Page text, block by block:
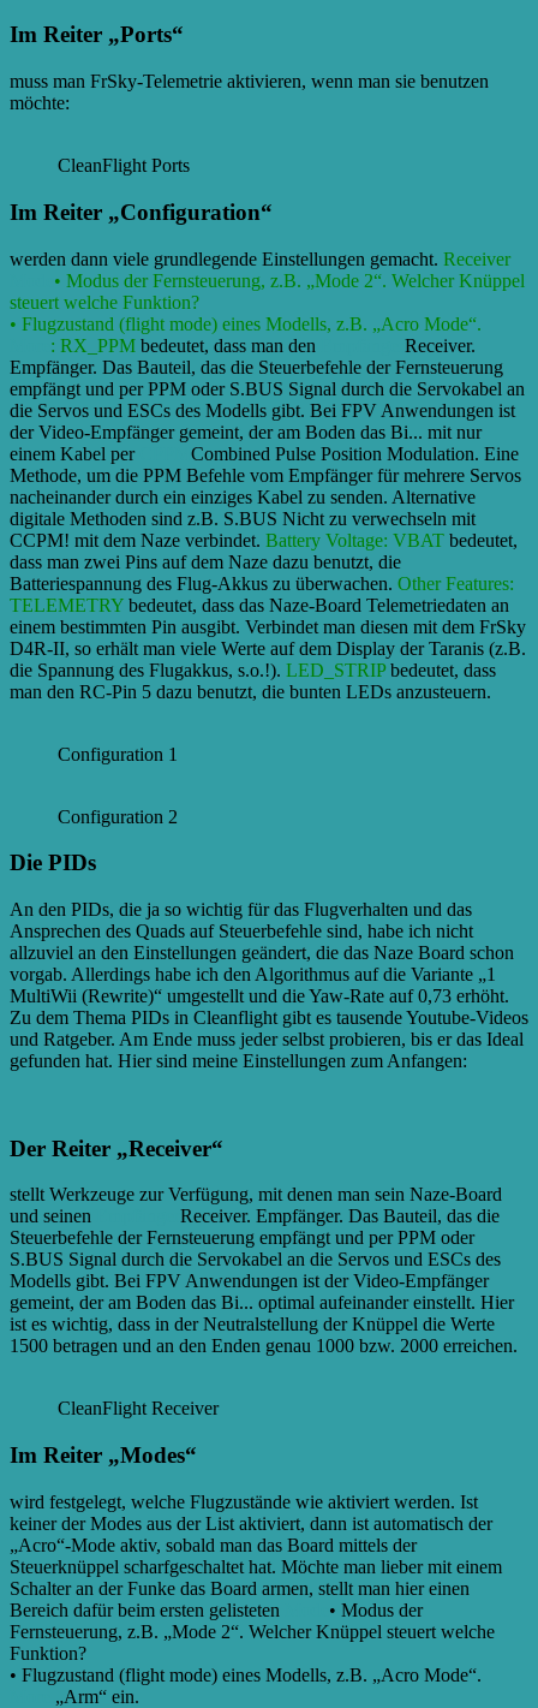
Im Reiter „Ports“
muss man FrSky-Telemetrie aktivieren, wenn man sie benutzen
möchte:
CleanFlight Ports
Im Reiter „Configuration“
werden dann viele grundlegende Einstellungen gemacht. Receiver
• Modus der Fernsteuerung, z.B. „Mode 2“. Welcher Knüppel
steuert welche Funktion?
• Flugzustand (flight mode) eines Modells, z.B. „Acro Mode“.
: RX_PPM bedeutet, dass man den
Receiver.
Empfänger. Das Bauteil, das die Steuerbefehle der Fernsteuerung
empfängt und per PPM oder S.BUS Signal durch die Servokabel an
die Servos und ESCs des Modells gibt. Bei FPV Anwendungen ist
der Video-Empfänger gemeint, der am Boden das Bi... mit nur
einem Kabel per
Combined Pulse Position Modulation. Eine
Methode, um die PPM Befehle vom Empfänger für mehrere Servos
nacheinander durch ein einziges Kabel zu senden. Alternative
digitale Methoden sind z.B. S.BUS Nicht zu verwechseln mit
CCPM! mit dem Naze verbindet. Battery Voltage: VBAT bedeutet,
dass man zwei Pins auf dem Naze dazu benutzt, die
Batteriespannung des Flug-Akkus zu überwachen. Other Features:
TELEMETRY bedeutet, dass das Naze-Board Telemetriedaten an
einem bestimmten Pin ausgibt. Verbindet man diesen mit dem FrSky
D4R-II, so erhält man viele Werte auf dem Display der Taranis (z.B.
die Spannung des Flugakkus, s.o.!). LED_STRIPbedeutet, dass
man den RC-Pin 5 dazu benutzt, die bunten LEDs anzusteuern.
Configuration 1
Configuration 2
Die PIDs
An den PIDs, die ja so wichtig für das Flugverhalten und das
Ansprechen des Quads auf Steuerbefehle sind, habe ich nicht
allzuviel an den Einstellungen geändert, die das Naze Board schon
vorgab. Allerdings habe ich den Algorithmus auf die Variante „1
MultiWii (Rewrite)“ umgestellt und die Yaw-Rate auf 0,73 erhöht.
Zu dem Thema PIDs in Cleanflight gibt es tausende Youtube-Videos
und Ratgeber. Am Ende muss jeder selbst probieren, bis er das Ideal
gefunden hat. Hier sind meine Einstellungen zum Anfangen:
Der Reiter „Receiver“
stellt Werkzeuge zur Verfügung, mit denen man sein Naze-Board
und seinen
Receiver. Empfänger. Das Bauteil, das die
Steuerbefehle der Fernsteuerung empfängt und per PPM oder
S.BUS Signal durch die Servokabel an die Servos und ESCs des
Modells gibt. Bei FPV Anwendungen ist der Video-Empfänger
gemeint, der am Boden das Bi... optimal aufeinander einstellt. Hier
ist es wichtig, dass in der Neutralstellung der Knüppel die Werte
1500 betragen und an den Enden genau 1000 bzw. 2000 erreichen.
CleanFlight Receiver
Im Reiter „Modes“
wird festgelegt, welche Flugzustände wie aktiviert werden. Ist
keiner der Modes aus der List aktiviert, dann ist automatisch der
„Acro“-Mode aktiv, sobald man das Board mittels der
Steuerknüppel scharfgeschaltet hat. Möchte man lieber mit einem
Schalter an der Funke das Board armen, stellt man hier einen
Bereich dafür beim ersten gelisteten
• Modus der
Fernsteuerung, z.B. „Mode 2“. Welcher Knüppel steuert welche
Funktion?
• Flugzustand (flight mode) eines Modells, z.B. „Acro Mode“.
„Arm“ ein.